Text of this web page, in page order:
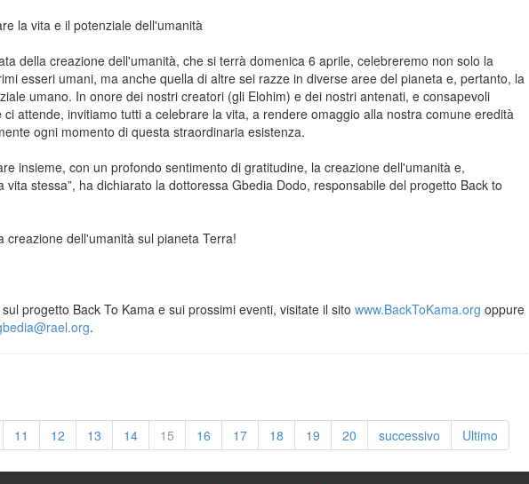
la vita e il potenziale dell'umanità
della creazione dell'umanità, che si terrà domenica 6 aprile, celebreremo non solo la
esseri umani, ma anche quella di altre sei razze in diverse aree del pianeta e, pertanto, la
umano. In onore dei nostri creatori (gli Elohim) e dei nostri antenati, e consapevoli
attende, invitiamo tutti a celebrare la vita, a rendere omaggio alla nostra comune eredità
ogni momento di questa straordinaria esistenza.
insieme, con un profondo sentimento di gratitudine, la creazione dell'umanità e,
vita stessa”, ha dichiarato la dottoressa Gbedia Dodo, responsabile del progetto Back to
creazione dell'umanità sul pianeta Terra!
progetto Back To Kama e sui prossimi eventi, visitate il sito www.BackToKama.org oppure
@ .
11 12 13 14 15 16 17 18 19 20 successivo Ultimo